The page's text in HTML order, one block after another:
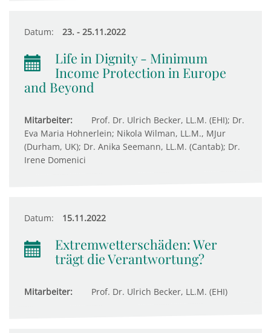
Datum: 23. - 25.11.2022
Life in Dignity - Minimum
Income Protection in Europe
and Beyond
Mitarbeiter:
Prof. Dr. Ulrich Becker, LL.M. (EHI); Dr.
Eva Maria Hohnerlein; Nikola Wilman, LL.M., MJur
(Durham, UK); Dr. Anika Seemann, LL.M. (Cantab); Dr.
Irene Domenici
Datum: 15.11.2022
Extremwetterschäden: Wer
trägt die Verantwortung?
Mitarbeiter: Prof. Dr. Ulrich Becker, LL.M. (EHI)